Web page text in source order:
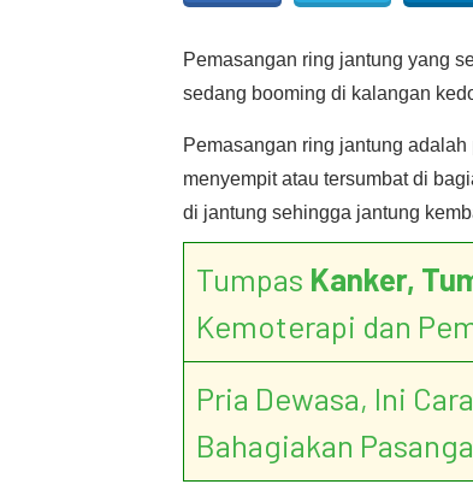
Pemasangan ring jantung yang
sedang booming di kalangan
Pemasangan ring jantung
menyempit atau tersumbat di
di jantung sehingga jantung
Tumpas Kanker,
Kemoterapi dan
Pria Dewasa, Ini
Bahagiakan